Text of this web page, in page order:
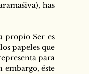
has
propio Ser es
papeles que
para
embargo, éste